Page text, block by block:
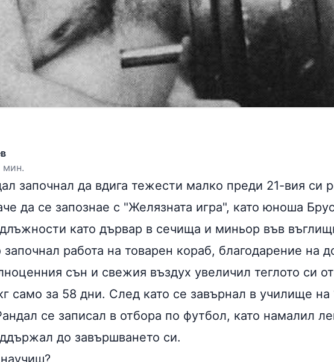
мин.
започнал да вдига тежести малко преди 21-вия си
да се запознае с "Желязната игра", като юноша
като дървар в сечища и миньор във
работа на товарен кораб, благодарение на
сън и свежия въздух увеличил теглото си
само за 58 дни. След като се завърнал в училище на
се записал в отбора по футбол, като намалил
до завършването си.